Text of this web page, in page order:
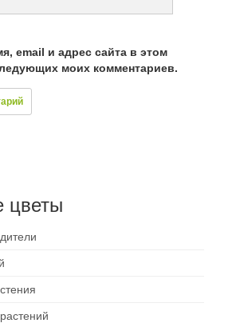
email и адрес сайта в этом
моих комментариев.
цветы